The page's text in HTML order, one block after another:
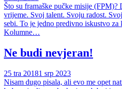
Što su framaške pučke misije (FPM)?
vrijeme. Svoj talent. Svoju radost.
sebi. To je jedno predivno iskustvo
Kolumne…
Ne budi nevjeran!
25 tra 20181 srp 2023
Nisam dugo pisala, ali evo me opet